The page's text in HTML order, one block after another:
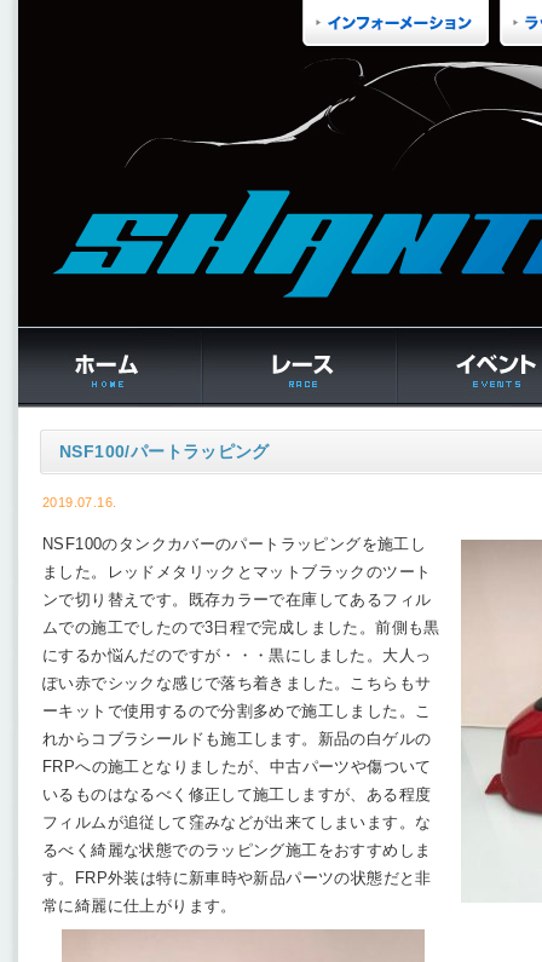
NSF100/パートラッピング
2019.07.16.
NSF100のタンクカバーのパートラッピングを施工し
ました。レッドメタリックとマットブラックのツート
ンで切り替えです。既存カラーで在庫してあるフィル
ムでの施工でしたので3日程で完成しました。前側も黒
にするか悩んだのですが・・・黒にしました。大人っ
ぽい赤でシックな感じで落ち着きました。こちらもサ
ーキットで使用するので分割多めで施工しました。こ
れからコブラシールドも施工します。新品の白ゲルの
FRPへの施工となりましたが、中古パーツや傷ついて
いるものはなるべく修正して施工しますが、ある程度
フィルムが追従して窪みなどが出来てしまいます。な
るべく綺麗な状態でのラッピング施工をおすすめしま
す。FRP外装は特に新車時や新品パーツの状態だと非
常に綺麗に仕上がります。